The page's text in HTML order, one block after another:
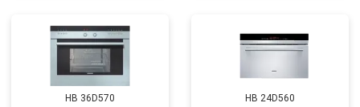
HB 36D570 HB 24D560